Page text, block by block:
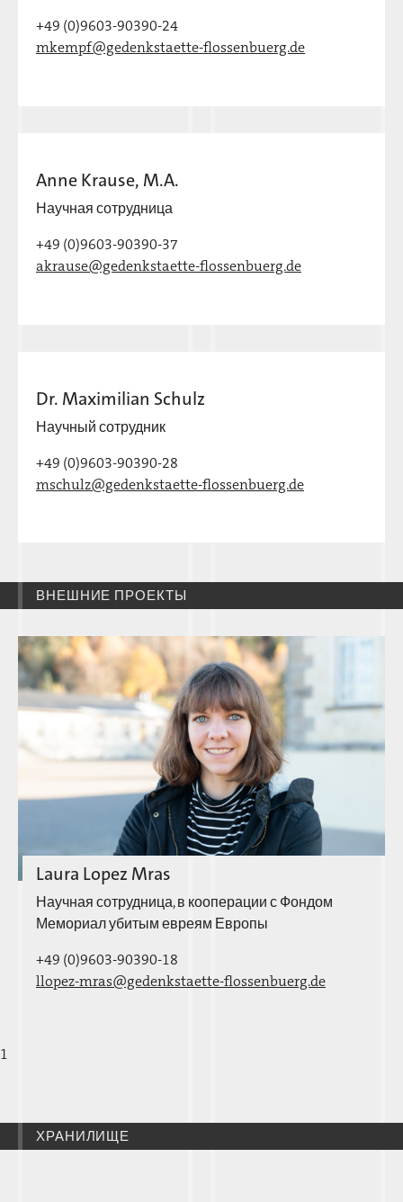
+49 (0)9603-90390-24
mkempf@gedenkstaette-flossenbuerg.de
Anne Krause, M.A.
Научная сотрудница
+49 (0)9603-90390-37
akrause@gedenkstaette-flossenbuerg.de
Dr. Maximilian Schulz
Научный сотрудник
+49 (0)9603-90390-28
mschulz@gedenkstaette-flossenbuerg.de
ВНЕШНИЕ ПРОЕКТЫ
Laura Lopez Mras
Научная сотрудница, в кооперации с Фондом
Мемориал убитым евреям Европы
+49 (0)9603-90390-18
llopez-mras@gedenkstaette-flossenbuerg.de
1
ХРАНИЛИЩЕ